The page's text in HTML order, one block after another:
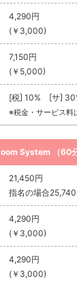
4,290円
(￥3,000)
7,150円
(￥5,000)
[税] 10% [サ]
※税金・サービス料
System （60
21,450円
指名の場合
4,290円
(￥3,000)
4,290円
(￥3,000)